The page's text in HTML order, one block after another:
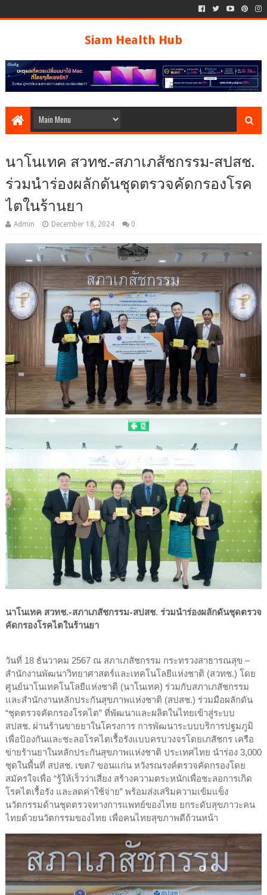
Siam Health Hub
นาโนเทค สวทช.-สภาเภสัชกรรม-สปสช.
ร่วมนำร่องผลักดันชุดตรวจคัดกรองโรค
ไตในร้านยา
Admin December 18, 2024 0
นาโนเทค สวทช.-สภาเภสัชกรรม-สปสช. ร่วมนำร่องผลักดันชุดตรวจ
คัดกรองโรคไตในร้านยา
วันที่ 18 ธันวาคม 2567 ณ สภาเภสัชกรรม กระทรวงสาธารณสุข –
สำนักงานพัฒนาวิทยาศาสตร์และเทคโนโลยีแห่งชาติ (สวทช.) โดย
ศูนย์นาโนเทคโนโลยีแห่งชาติ (นาโนเทค) ร่วมกับสภาเภสัชกรรม
และสำนักงานหลักประกันสุขภาพแห่งชาติ (สปสช.) ร่วมมือผลักดัน
“ชุดตรวจคัดกรองโรคไต” ที่พัฒนาและผลิตในไทยเข้าสู่ระบบ
สปสช. ผ่านร้านขายยาในโครงการ การพัฒนาระบบบริการปฐมภูมิ
เพื่อป้องกันและชะลอโรคไตเรื้อรังแบบครบวงจรโดยเภสัชกร เครือ
ข่ายร้านยาในหลักประกันสุขภาพแห่งชาติ ประเทศไทย นำร่อง 3,000
ชุดในพื้นที่ สปสช. เขต7 ขอนแก่น หวังรณรงค์ตรวจคัดกรองโดย
สมัครใจเพื่อ “รู้ให้เร็วว่าเสี่ยง สร้างความตระหนักเพื่อชะลอการเกิด
โรคไตเรื้อรัง และลดค่าใช้จ่าย” พร้อมส่งเสริมความเข้มแข็ง
นวัตกรรมด้านชุดตรวจทางการแพทย์ของไทย ยกระดับสุขภาวะคน
ไทยด้วยนวัตกรรมของไทย เพื่อคนไทยสุขภาพดีถ้วนหน้า